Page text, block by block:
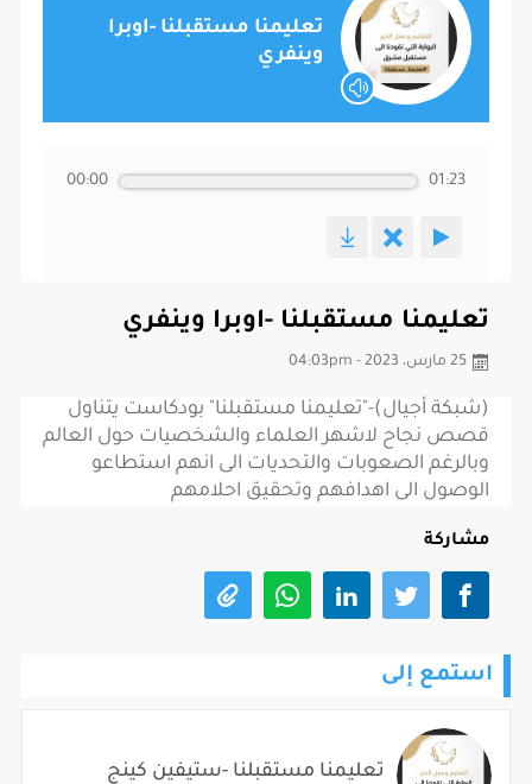
تعليمنا مستقبلنا -اوبرا
وينفري
00:00 01:23
تعليمنا مستقبلنا -اوبرا وينفري
25 مارس، 2023 - 04:03pm
(شبكة أجيال)-"تعليمنا مستقبلنا" بودكاست يتناول
قصص نجاح لاشهر العلماء والشخصيات حول العالم
وبالرغم الصعوبات والتحديات الى انهم استطاعو
الوصول الى اهدافهم وتحقيق احلامهم
مشاركة
استمع إلى
تعليمنا مستقبلنا -ستيفين كينج